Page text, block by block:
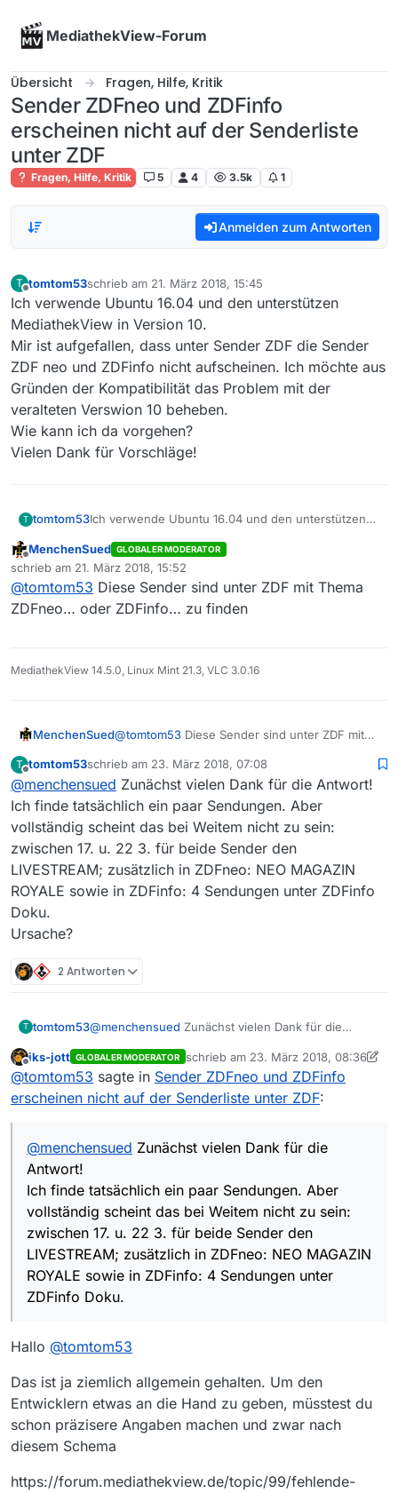
MediathekView-Forum
Übersicht Fragen, Hilfe, Kritik
Sender ZDFneo und ZDFinfo
erscheinen nicht auf der Senderliste
unter ZDF
Fragen, Hilfe, Kritik 5 4 3.5k 1
Anmelden zum Antworten
T tomtom53schrieb am 21. März 2018, 15:45
zuletzt editiert von
Ich verwende Ubuntu 16.04 und den unterstützen
MediathekView in Version 10.
Mir ist aufgefallen, dass unter Sender ZDF die Sender
ZDF neo und ZDFinfo nicht aufscheinen. Ich möchte aus
Gründen der Kompatibilität das Problem mit der
veralteten Verswion 10 beheben.
Wie kann ich da vorgehen?
Vielen Dank für Vorschläge!
T tomtom53Ich verwende Ubuntu 16.04 und den unterstützen
Mir ist aufgefallen, dass unter Sender ZDF die
Sender ZDF neo und ZDFinfo nicht aufscheinen. Ich
möchte aus Gründen der Kompatibilität das Problem
mit der veralteten Verswion 10 beheben.
Offline
MenchenSued GLOBALER MODERATOR
schrieb am 21. März 2018, 15:52
zuletzt editiert von
@tomtom53 Diese Sender sind unter ZDF mit Thema
ZDFneo… oder ZDFinfo… zu finden
MediathekView 14.5.0, Linux Mint 21.3, VLC 3.0.16
MenchenSued@tomtom53 Diese Sender sind unter ZDF mit
T tomtom53schrieb am 23. März 2018, 07:08
zuletzt editiert von
@menchensued Zunächst vielen Dank für die Antwort!
Ich finde tatsächlich ein paar Sendungen. Aber
vollständig scheint das bei Weitem nicht zu sein:
zwischen 17. u. 22 3. für beide Sender den
LIVESTREAM; zusätzlich in ZDFneo: NEO MAGAZIN
ROYALE sowie in ZDFinfo: 4 Sendungen unter ZDFinfo
Doku.
Ursache?
2 Antworten
T tomtom53@menchensued Zunächst vielen Dank für die
Ich finde tatsächlich ein paar Sendungen. Aber
vollständig scheint das bei Weitem nicht zu sein:
zwischen 17. u. 22 3. für beide Sender den
ZDFinfo Doku.
Offline
iks-jott GLOBALER MODERATOR schrieb am 23. März 2018, 08:36
zuletzt editiert von iks-jott
@tomtom53 sagte in Sender ZDFneo und ZDFinfo
erscheinen nicht auf der Senderliste unter ZDF:
@menchensued Zunächst vielen Dank für die
Antwort!
Ich finde tatsächlich ein paar Sendungen. Aber
vollständig scheint das bei Weitem nicht zu sein:
zwischen 17. u. 22 3. für beide Sender den
LIVESTREAM; zusätzlich in ZDFneo: NEO MAGAZIN
ROYALE sowie in ZDFinfo: 4 Sendungen unter
ZDFinfo Doku.
Hallo @tomtom53
Das ist ja ziemlich allgemein gehalten. Um den
Entwicklern etwas an die Hand zu geben, müsstest du
schon präzisere Angaben machen und zwar nach
diesem Schema
https://forum.mediathekview.de/topic/99/fehlende-